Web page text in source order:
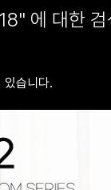
에 대한 검
있습니다.